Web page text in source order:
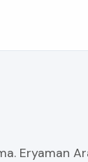
Eryaman